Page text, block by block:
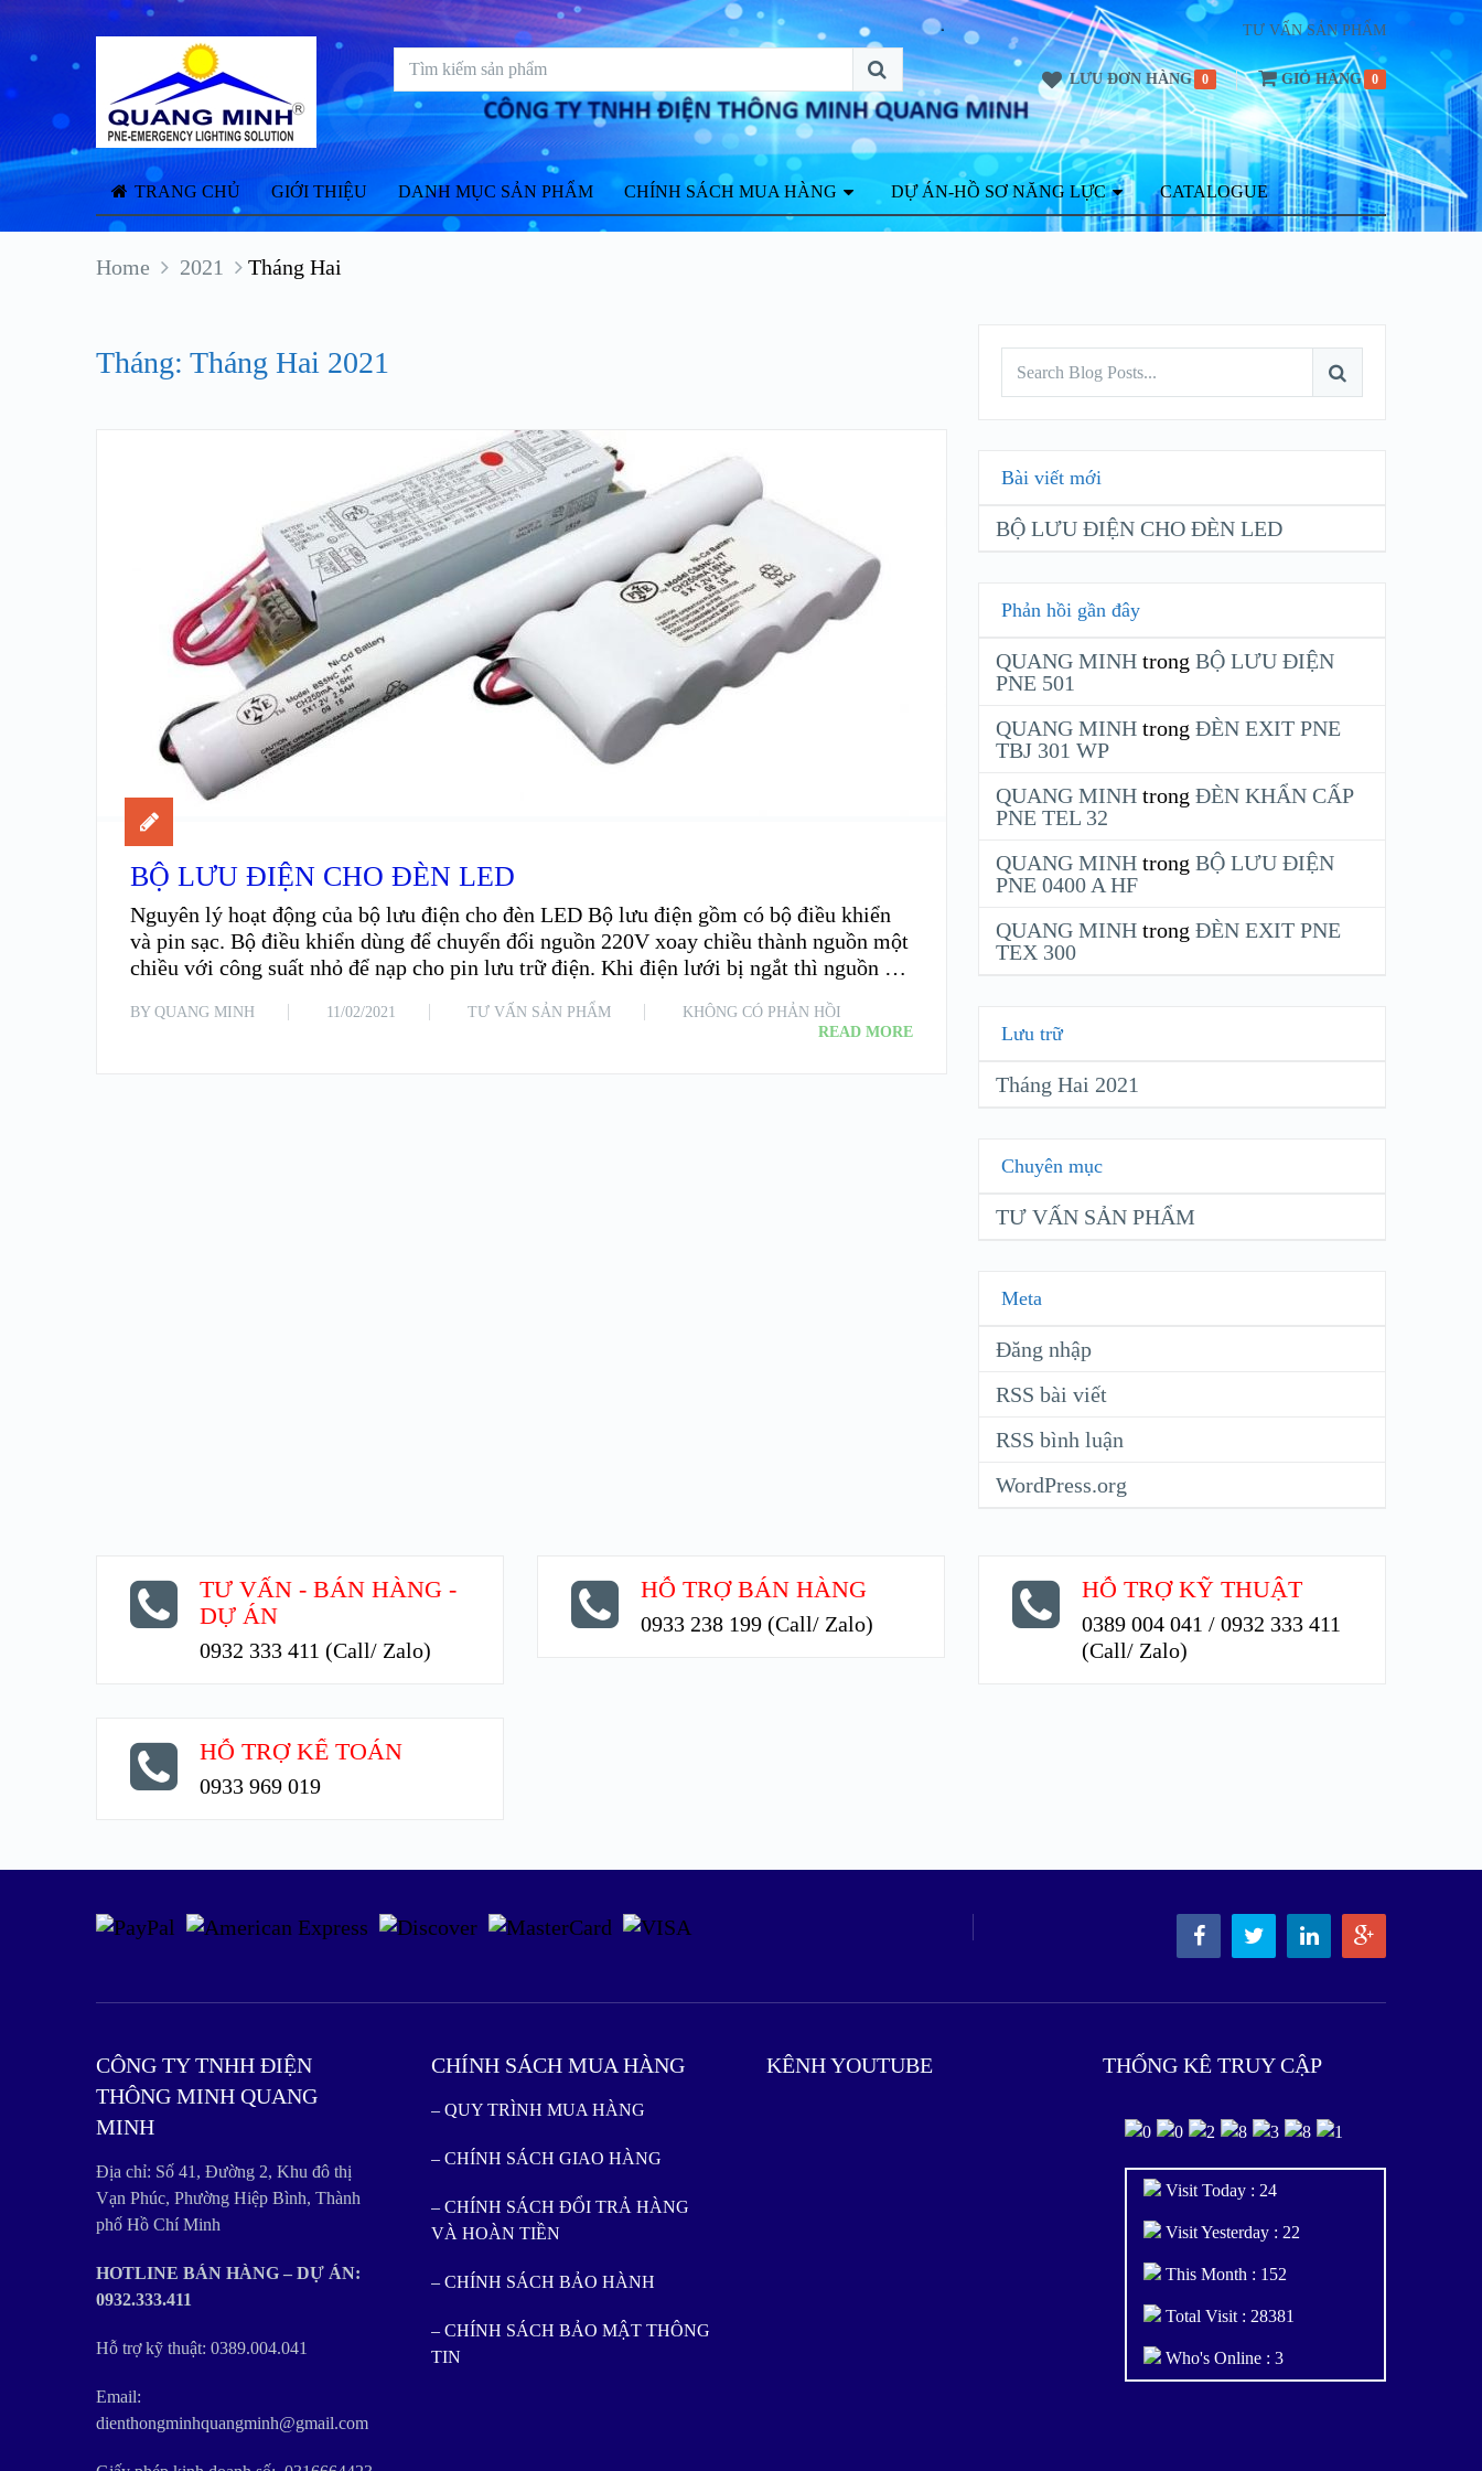
TƯ VẤN SẢN PHẨM
LƯU ĐƠN HÀNG 0 GIỎ HÀNG 0
TRANG CHỦ GIỚI THIỆU DANH MỤC SẢN PHẨM CHÍNH SÁCH MUA HÀNG DỰ ÁN-HỒ SƠ NĂNG LỰC CATALOGUE
Home 2021 Tháng Hai
Tháng: Tháng Hai 2021
BỘ LƯU ĐIỆN CHO ĐÈN LED
Nguyên lý hoạt động của bộ lưu điện cho đèn LED Bộ lưu điện gồm có bộ điều khiển
và pin sạc. Bộ điều khiển dùng để chuyển đổi nguồn 220V xoay chiều thành nguồn một
chiều với công suất nhỏ để nạp cho pin lưu trữ điện. Khi điện lưới bị ngắt thì nguồn …
BYQUANG MINH 11/02/2021 TƯ VẤN SẢN PHẨM
KHÔNG CÓ PHẢN HỒI
READ MORE
Bài viết mới
BỘ LƯU ĐIỆN CHO ĐÈN LED
Phản hồi gần đây
QUANG MINH trongBỘ LƯU ĐIỆN
PNE 501
QUANG MINH trongĐÈN EXIT PNE
TBJ 301 WP
QUANG MINH trongĐÈN KHẨN CẤP
PNE TEL 32
QUANG MINH trongBỘ LƯU ĐIỆN
PNE 0400 A HF
QUANG MINH trongĐÈN EXIT PNE
TEX 300
Lưu trữ
Tháng Hai 2021
Chuyên mục
TƯ VẤN SẢN PHẨM
Meta
Đăng nhập
RSS bài viết
RSS bình luận
WordPress.org
TƯ VẤN - BÁN HÀNG -
DỰ ÁN
0932 333 411 (Call/ Zalo)
HỖ TRỢ BÁN HÀNG
0933 238 199 (Call/ Zalo)
HỖ TRỢ KỸ THUẬT
0389 004 041 / 0932 333 411
(Call/ Zalo)
HỖ TRỢ KẾ TOÁN
0933 969 019
CÔNG TY TNHH ĐIỆN
THÔNG MINH QUANG
MINH
Địa chỉ: Số 41, Đường 2, Khu đô thị
Vạn Phúc, Phường Hiệp Bình, Thành
phố Hồ Chí Minh
HOTLINE BÁN HÀNG – DỰ ÁN:
0932.333.411
Hỗ trợ kỹ thuật: 0389.004.041
Email:
dienthongminhquangminh@gmail.com
CHÍNH SÁCH MUA HÀNG
– QUY TRÌNH MUA HÀNG
– CHÍNH SÁCH GIAO HÀNG
– CHÍNH SÁCH ĐỔI TRẢ HÀNG
VÀ HOÀN TIỀN
– CHÍNH SÁCH BẢO HÀNH
– CHÍNH SÁCH BẢO MẬT THÔNG
TIN
KÊNH YOUTUBE THỐNG KÊ TRUY CẬP
Visit Today : 24
Visit Yesterday : 22
This Month : 152
Total Visit : 28381
Who's Online : 3